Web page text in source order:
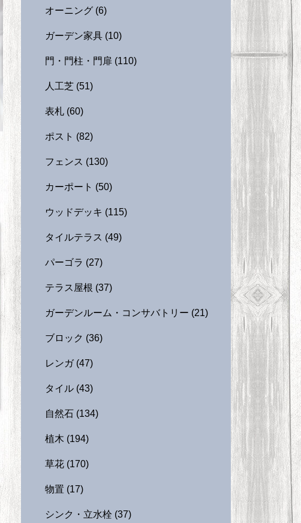
オーニング (6)
ガーデン家具 (10)
門・門柱・門扉 (110)
人工芝 (51)
表札 (60)
ポスト (82)
フェンス (130)
カーポート (50)
ウッドデッキ (115)
タイルテラス (49)
パーゴラ (27)
テラス屋根 (37)
ガーデンルーム・コンサバトリー (21)
ブロック (36)
レンガ (47)
タイル (43)
自然石 (134)
植木 (194)
草花 (170)
物置 (17)
シンク・立水栓 (37)